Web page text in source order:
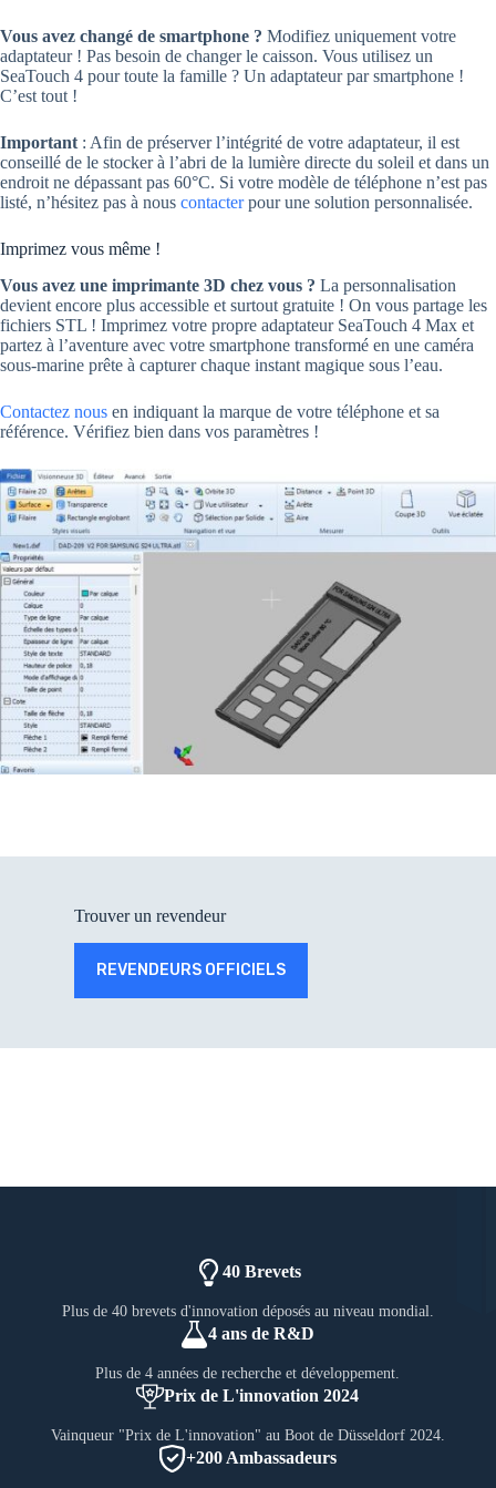
Vous avez changé de smartphone ? Modifiez uniquement votre
adaptateur ! Pas besoin de changer le caisson. Vous utilisez un
SeaTouch 4 pour toute la famille ? Un adaptateur par smartphone !
C’est tout !
Important : Afin de préserver l’intégrité de votre adaptateur, il est
conseillé de le stocker à l’abri de la lumière directe du soleil et dans un
endroit ne dépassant pas 60°C. Si votre modèle de téléphone n’est pas
listé, n’hésitez pas à nous contacterpour une solution personnalisée.
Imprimez vous même !
Vous avez une imprimante 3D chez vous ? La personnalisation
devient encore plus accessible et surtout gratuite ! On vous partage les
fichiers STL ! Imprimez votre propre adaptateur SeaTouch 4 Max et
partez à l’aventure avec votre smartphone transformé en une caméra
sous-marine prête à capturer chaque instant magique sous l’eau.
Contactez nous en indiquant la marque de votre téléphone et sa
référence. Vérifiez bien dans vos paramètres !
Trouver un revendeur
REVENDEURS OFFICIELS
40 Brevets
Plus de 40 brevets d'innovation déposés au niveau mondial.
4 ans de R&D
Plus de 4 années de recherche et développement.
Prix de L'innovation 2024
Vainqueur "Prix de L'innovation" au Boot de Düsseldorf 2024.
+200 Ambassadeurs